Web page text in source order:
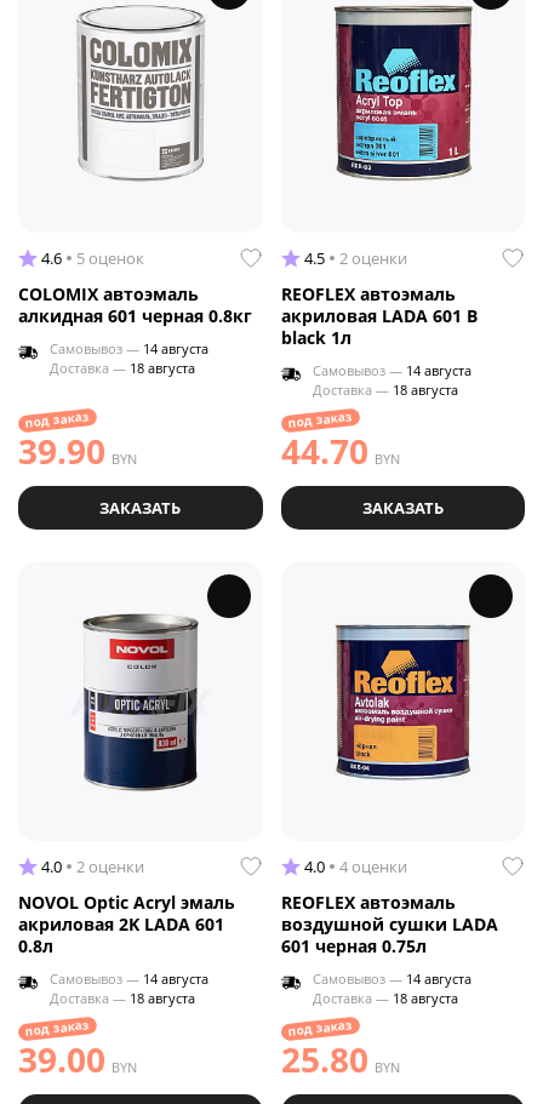
4.6 5 оценок
COLOMIX автоэмаль
алкидная 601 черная 0.8кг
Самовывоз — 14 августа
Доставка — 18 августа
под заказ
39.90 BYN
ЗАКАЗАТЬ
4.5 2 оценки
REOFLEX автоэмаль
акриловая LADA 601 B
black 1л
Самовывоз — 14 августа
Доставка — 18 августа
под заказ
44.70 BYN
ЗАКАЗАТЬ
4.0 2 оценки
NOVOL Optic Acryl эмаль
акриловая 2K LADA 601
0.8л
Самовывоз — 14 августа
Доставка — 18 августа
под заказ
39.00 BYN
4.0 4 оценки
REOFLEX автоэмаль
воздушной сушки LADA
601 черная 0.75л
Самовывоз — 14 августа
Доставка — 18 августа
под заказ
25.80 BYN